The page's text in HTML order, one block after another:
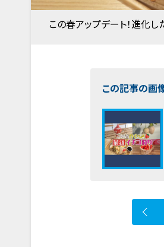
この春アップデート！進化し
この記事の画